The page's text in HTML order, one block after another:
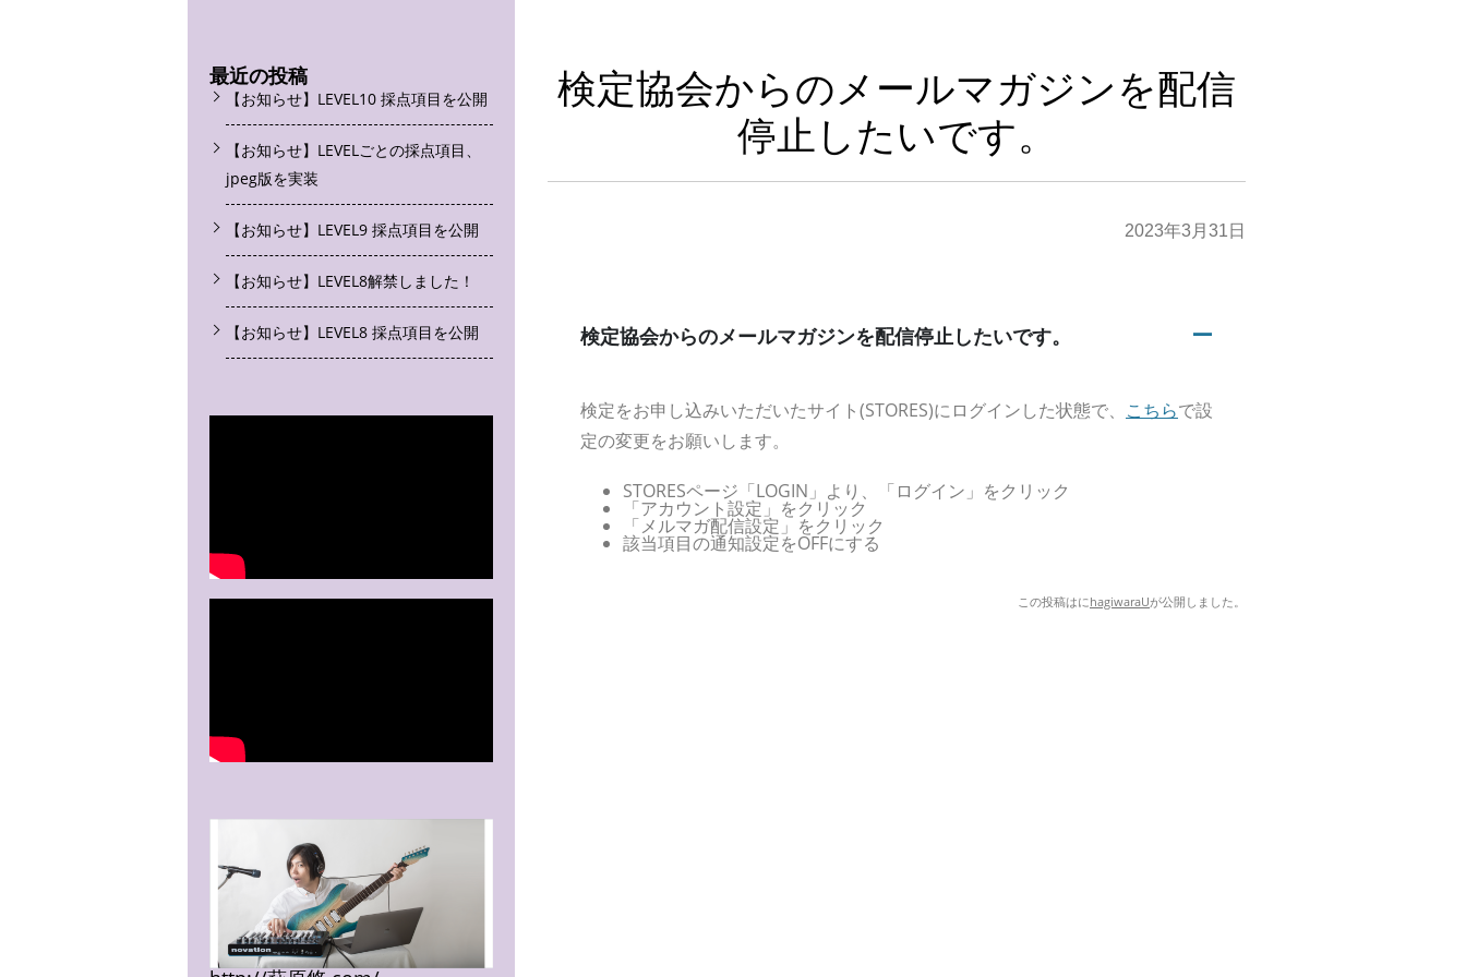
検定協会からのメールマガジンを配信
停止したいです。
2023年3月31日
A
検定協会からのメールマガジンを配信停止したいです。
検定をお申し込みいただいたサイト(STORES)にログインした状態で、 こちらで設
定の変更をお願いします。
STORESページ「LOGIN」より、「ログイン」をクリック
「アカウント設定」をクリック
「メルマガ配信設定」をクリック
該当項目の通知設定をOFFにする
この投稿はにhagiwaraUが公開しました。
最近の投稿
【お知らせ】LEVEL10 採点項目を公開
【お知らせ】LEVELごとの採点項目、
jpeg版を実装
【お知らせ】LEVEL9 採点項目を公開
【お知らせ】LEVEL8解禁しました！
【お知らせ】LEVEL8 採点項目を公開